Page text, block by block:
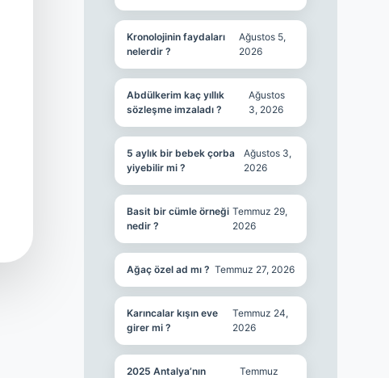
Kronolojinin faydaları
nelerdir ?
Ağustos 5,
2026
Abdülkerim kaç yıllık
sözleşme imzaladı ?
Ağustos
3, 2026
5 aylık bir bebek çorba
yiyebilir mi ?
Ağustos 3,
2026
Basit bir cümle örneği
nedir ?
Temmuz 29,
2026
Ağaç özel ad mı ? Temmuz 27, 2026
Karıncalar kışın eve
girer mi ?
Temmuz 24,
2026
2025 Antalya’nın
Temmuz